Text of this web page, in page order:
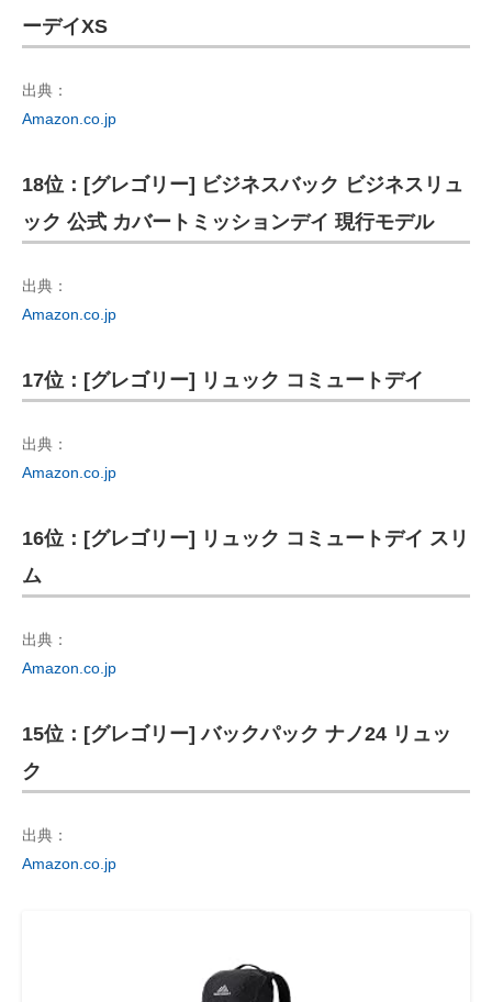
ーデイXS
出典：
Amazon.co.jp
18位：[グレゴリー] ビジネスバック ビジネスリュ
ック 公式 カバートミッションデイ 現行モデル
出典：
Amazon.co.jp
17位：[グレゴリー] リュック コミュートデイ
出典：
Amazon.co.jp
16位：[グレゴリー] リュック コミュートデイ スリ
ム
出典：
Amazon.co.jp
15位：[グレゴリー] バックパック ナノ24 リュッ
ク
出典：
Amazon.co.jp